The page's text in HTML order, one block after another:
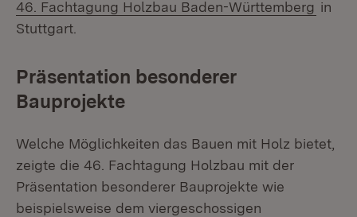
46. Fachtagung Holzbau Baden-Württemberg in
Stuttgart.
Präsentation besonderer
Bauprojekte
Welche Möglichkeiten das Bauen mit Holz bietet,
zeigte die 46. Fachtagung Holzbau mit der
Präsentation besonderer Bauprojekte wie
beispielsweise dem viergeschossigen